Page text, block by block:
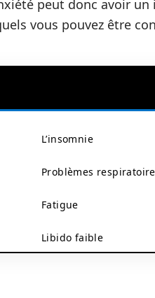
peut donc avoir
vous pouvez être
L’insomnie
Problèmes
Fatigue
Libido faible